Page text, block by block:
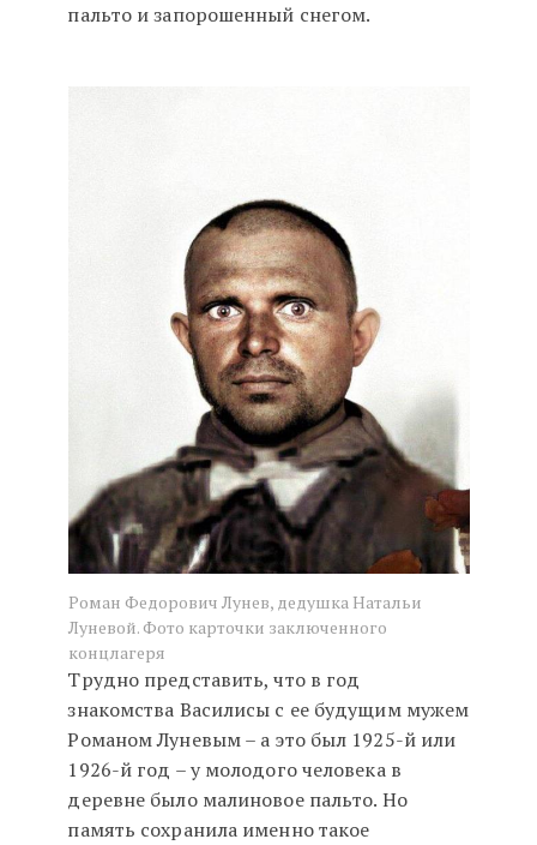
пальто и запорошенный снегом.
Роман Федорович Лунев, дедушка Натальи
Луневой. Фото карточки заключенного
концлагеря
Трудно представить, что в год
знакомства Василисы с ее будущим мужем
Романом Луневым – а это был 1925-й или
1926-й год – у молодого человека в
деревне было малиновое пальто. Но
память сохранила именно такое